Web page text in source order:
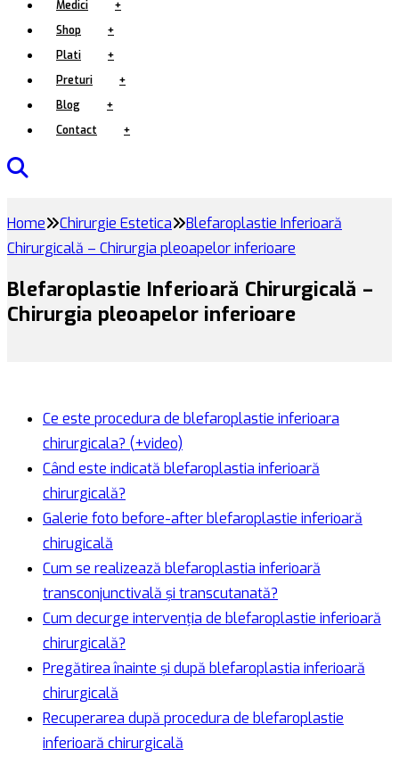
Medici
+
Shop
+
Plati
+
Preturi
+
Blog
+
Contact
+
Home Chirurgie Estetica
Blefaroplastie Inferioară
Chirurgicală – Chirurgia pleoapelor inferioare
Blefaroplastie Inferioară Chirurgicală –
Chirurgia pleoapelor inferioare
Ce este procedura de blefaroplastie inferioara
chirurgicala? (+video)
Când este indicată blefaroplastia inferioară
chirurgicală?
Galerie foto before-after blefaroplastie inferioară
chirugicală
Cum se realizează blefaroplastia inferioară
transconjunctivală și transcutanată?
Cum decurge intervenția de blefaroplastie inferioară
chirurgicală?
Pregătirea înainte și după blefaroplastia inferioară
chirurgicală
Recuperarea după procedura de blefaroplastie
inferioară chirurgicală